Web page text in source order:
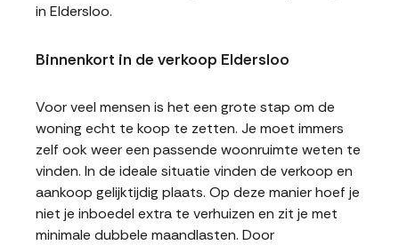
in Eldersloo.
Binnenkort in de verkoop Eldersloo
Voor veel mensen is het een grote stap om de
woning echt te koop te zetten. Je moet immers
zelf ook weer een passende woonruimte weten te
vinden. In de ideale situatie vinden de verkoop en
aankoop gelijktijdig plaats. Op deze manier hoef je
niet je inboedel extra te verhuizen en zit je met
minimale dubbele maandlasten. Door